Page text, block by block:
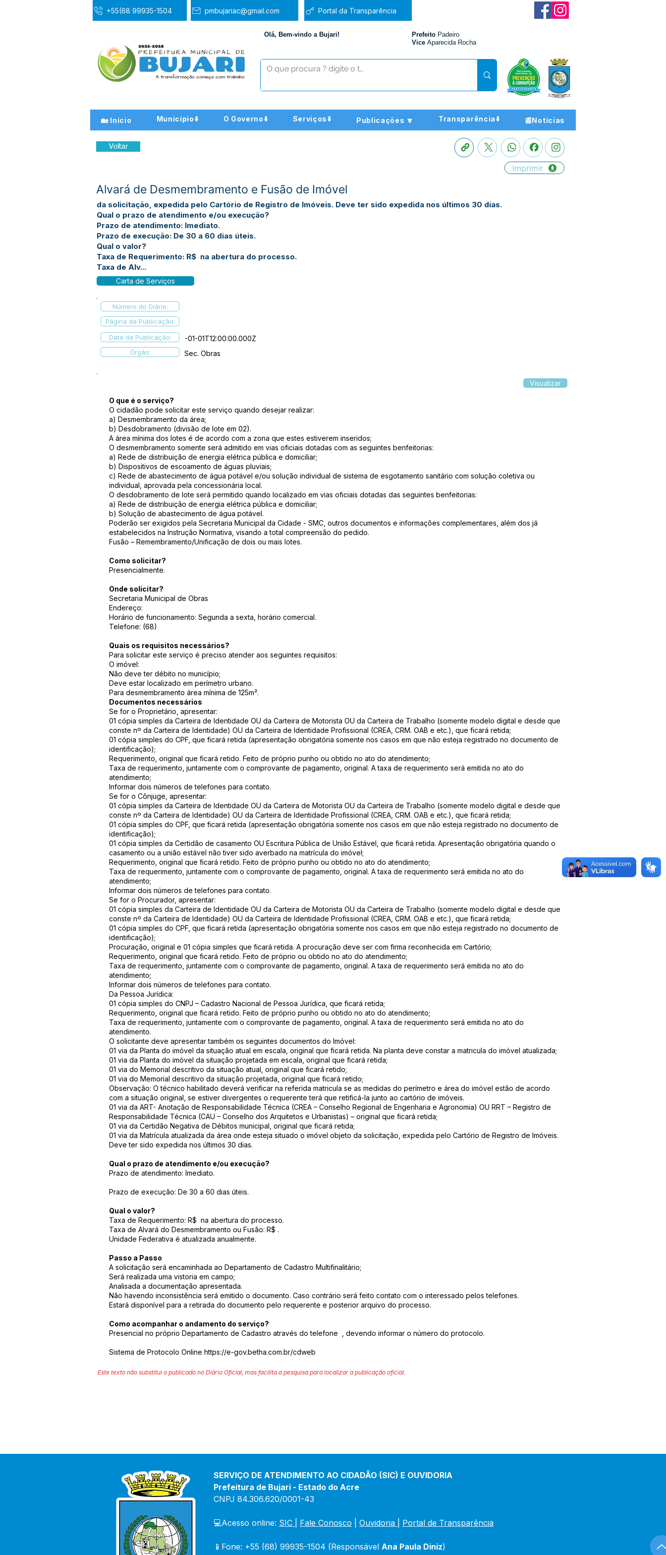
+55(68 99935-1504 pmbujariac@gmail.com Portal da Transparência
Olá, Bem-vindo a Bujari! Prefeito Padeiro
Vice Aparecida Rocha
🏡 Início Município⬇️ O Governo⬇️ Serviços⬇️ Publicações 🔽 Transparência⬇️ 📰Notícias
Voltar
Imprimir
Alvará de Desmembramento e Fusão de Imóvel
da solicitação, expedida pelo Cartório de Registro de Imóveis. Deve ter sido expedida nos últimos 30 dias.
Qual o prazo de atendimento e/ou execução?
Prazo de atendimento: Imediato.
Prazo de execução: De 30 a 60 dias úteis.
Qual o valor?
Taxa de Requerimento: R$ na abertura do processo.
Taxa de Alv...
Carta de Serviços
Número do Diário:
Página da Publicação:
Data da Publicação:
-01-01T12:00:00.000Z
Órgão: Sec. Obras
Visualizar
O que é o serviço?
O cidadão pode solicitar este serviço quando desejar realizar:
a) Desmembramento da área;
b) Desdobramento (divisão de lote em 02).
A área mínima dos lotes é de acordo com a zona que estes estiverem inseridos;
O desmembramento somente será admitido em vias oficiais dotadas com as seguintes benfeitorias:
a) Rede de distribuição de energia elétrica pública e domiciliar;
b) Dispositivos de escoamento de águas pluviais;
c) Rede de abastecimento de água potável e/ou solução individual de sistema de esgotamento sanitário com solução coletiva ou
individual, aprovada pela concessionária local.
O desdobramento de lote será permitido quando localizado em vias oficiais dotadas das seguintes benfeitorias:
a) Rede de distribuição de energia elétrica pública e domiciliar;
b) Solução de abastecimento de água potável.
Poderão ser exigidos pela Secretaria Municipal da Cidade - SMC, outros documentos e informações complementares, além dos já
estabelecidos na Instrução Normativa, visando a total compreensão do pedido.
Fusão – Remembramento/Unificação de dois ou mais lotes.
Como solicitar?
Presencialmente.
Onde solicitar?
Secretaria Municipal de Obras
Endereço:
Horário de funcionamento: Segunda a sexta, horário comercial.
Telefone: (68)
Quais os requisitos necessários?
Para solicitar este serviço é preciso atender aos seguintes requisitos:
O imóvel:
Não deve ter débito no município;
Deve estar localizado em perímetro urbano.
Para desmembramento área mínima de 125m².
Documentos necessários
Se for o Proprietário, apresentar:
01 cópia simples da Carteira de Identidade OU da Carteira de Motorista OU da Carteira de Trabalho (somente modelo digital e desde que
conste nº da Carteira de Identidade) OU da Carteira de Identidade Profissional (CREA, CRM. OAB e etc.), que ficará retida;
01 cópia simples do CPF, que ficará retida (apresentação obrigatória somente nos casos em que não esteja registrado no documento de
identificação);
Requerimento, original que ficará retido. Feito de próprio punho ou obtido no ato do atendimento;
Taxa de requerimento, juntamente com o comprovante de pagamento, original. A taxa de requerimento será emitida no ato do
atendimento;
Informar dois números de telefones para contato.
Se for o Cônjuge, apresentar:
01 cópia simples da Carteira de Identidade OU da Carteira de Motorista OU da Carteira de Trabalho (somente modelo digital e desde que
conste nº da Carteira de Identidade) OU da Carteira de Identidade Profissional (CREA, CRM. OAB e etc.), que ficará retida;
01 cópia simples do CPF, que ficará retida (apresentação obrigatória somente nos casos em que não esteja registrado no documento de
identificação);
01 cópia simples da Certidão de casamento OU Escritura Pública de União Estável, que ficará retida. Apresentação obrigatória quando o
casamento ou a união estável não tiver sido averbado na matrícula do imóvel;
Requerimento, original que ficará retido. Feito de próprio punho ou obtido no ato do atendimento;
Taxa de requerimento, juntamente com o comprovante de pagamento, original. A taxa de requerimento será emitida no ato do
atendimento;
Informar dois números de telefones para contato.
Se for o Procurador, apresentar:
01 cópia simples da Carteira de Identidade OU da Carteira de Motorista OU da Carteira de Trabalho (somente modelo digital e desde que
conste nº da Carteira de Identidade) OU da Carteira de Identidade Profissional (CREA, CRM. OAB e etc.), que ficará retida;
01 cópia simples do CPF, que ficará retida (apresentação obrigatória somente nos casos em que não esteja registrado no documento de
identificação);
Procuração, original e 01 cópia simples que ficará retida. A procuração deve ser com firma reconhecida em Cartório;
Requerimento, original que ficará retido. Feito de próprio ou obtido no ato do atendimento;
Taxa de requerimento, juntamente com o comprovante de pagamento, original. A taxa de requerimento será emitida no ato do
atendimento;
Informar dois números de telefones para contato.
Da Pessoa Jurídica:
01 cópia simples do CNPJ – Cadastro Nacional de Pessoa Jurídica, que ficará retida;
Requerimento, original que ficará retido. Feito de próprio punho ou obtido no ato do atendimento;
Taxa de requerimento, juntamente com o comprovante de pagamento, original. A taxa de requerimento será emitida no ato do
atendimento.
O solicitante deve apresentar também os seguintes documentos do Imóvel:
01 via da Planta do imóvel da situação atual em escala, original que ficará retida. Na planta deve constar a matricula do imóvel atualizada;
01 via da Planta do imóvel da situação projetada em escala, original que ficará retida;
01 via do Memorial descritivo da situação atual, original que ficará retido;
01 via do Memorial descritivo da situação projetada, original que ficará retido;
Observação: O técnico habilitado deverá verificar na referida matricula se as medidas do perímetro e área do imóvel estão de acordo
com a situação original, se estiver divergentes o requerente terá que retificá-la junto ao cartório de imóveis.
01 via da ART- Anotação de Responsabilidade Técnica (CREA – Conselho Regional de Engenharia e Agronomia) OU RRT – Registro de
Responsabilidade Técnica (CAU – Conselho dos Arquitetos e Urbanistas) – original que ficará retida;
01 via da Certidão Negativa de Débitos municipal, original que ficará retida;
01 via da Matrícula atualizada da área onde esteja situado o imóvel objeto da solicitação, expedida pelo Cartório de Registro de Imóveis.
Deve ter sido expedida nos últimos 30 dias.
Qual o prazo de atendimento e/ou execução?
Prazo de atendimento: Imediato.
Prazo de execução: De 30 a 60 dias úteis.
Qual o valor?
Taxa de Requerimento: R$ na abertura do processo.
Taxa de Alvará do Desmembramento ou Fusão: R$ .
Unidade Federativa é atualizada anualmente.
Passo a Passo
A solicitação será encaminhada ao Departamento de Cadastro Multifinalitário;
Será realizada uma vistoria em campo;
Analisada a documentação apresentada.
Não havendo inconsistência será emitido o documento. Caso contrário será feito contato com o interessado pelos telefones.
Estará disponível para a retirada do documento pelo requerente e posterior arquivo do processo.
Como acompanhar o andamento do serviço?
Presencial no próprio Departamento de Cadastro através do telefone , devendo informar o número do protocolo.
Sistema de Protocolo Online https://e-gov.betha.com.br/cdweb
Este texto não substitui o publicado no Diário Oficial, mas facilita a pesquisa para localizar a publicação oficial.
SERVIÇO DE ATENDIMENTO AO CIDADÃO (SIC) E OUVIDORIA
Prefeitura de Bujari - Estado do Acre
CNPJ 84.306.620/0001-43
💻Acesso online: SIC Fale Conosco Ouvidoria Portal de Transparência
📱Fone: +55 (68) 99935-1504 (Responsável Ana Paula Diniz)